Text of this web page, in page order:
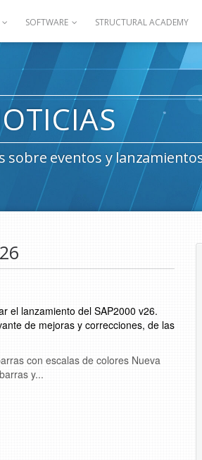
SOFTWARE STRUCTURAL ACADEMY
sobre eventos y
el lanzamiento del SAP2000 v26.
de mejoras y correcciones, de las
con escalas de colores Nueva
y...